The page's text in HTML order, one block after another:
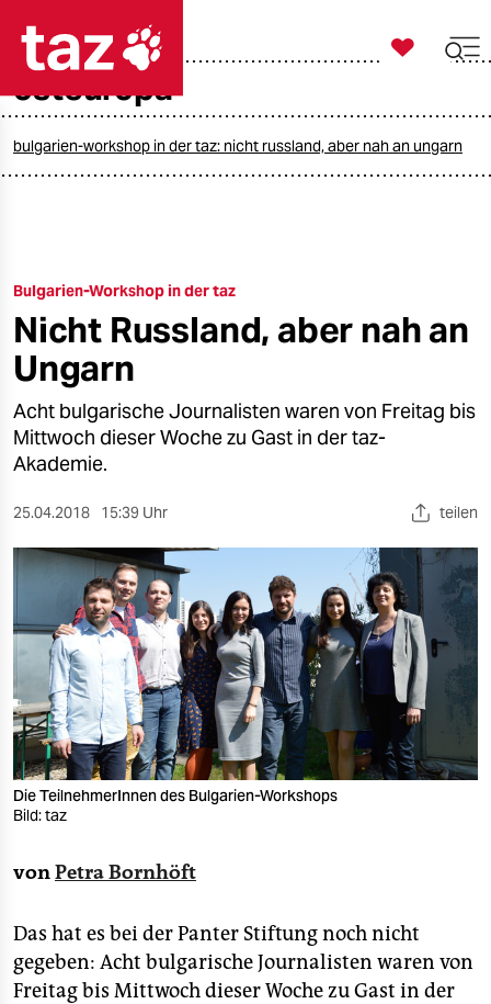
taz zahl ich
öko
gesellschaft
kultur
sport
nord
wahrheit
verlag
verlag
veranstaltungen
shop
fragen & hilfe
unterstützen
genossenschaft
epaper login

taz zahl ich
osteuropa
bulgarien-workshop in der taz: nicht russland, aber nah an ungarn
Bulgarien-Workshop in der taz
Nicht Russland, aber nah an
Ungarn
Acht bulgarische Journalisten waren von Freitag bis
Mittwoch dieser Woche zu Gast in der taz-
Akademie.
25.04.2018 15:39 Uhr teilen
Die TeilnehmerInnen des Bulgarien-Workshops
Bild: taz
vonPetra Bornhöft
Das hat es bei der Panter Stiftung noch nicht
gegeben: Acht bulgarische Journalisten waren von
Freitag bis Mittwoch dieser Woche zu Gast in der